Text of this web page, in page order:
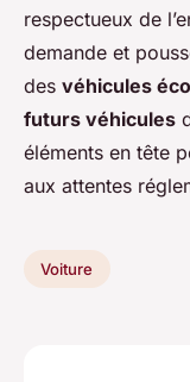
respectueux de
demande et
des véhicules
futurs véhicules
éléments en tête
aux attentes
Voiture